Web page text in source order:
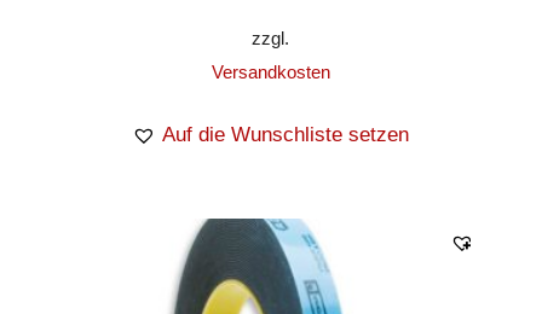
zzgl.
Versandkosten
Auf die Wunschliste setzen